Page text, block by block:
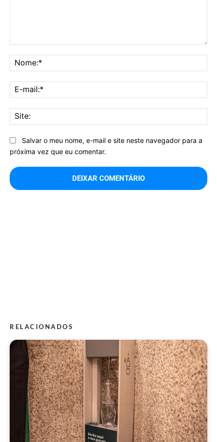
Salvar o meu nome, e-mail e site neste navegador para a
próxima vez que eu comentar.
RELACIONADOS